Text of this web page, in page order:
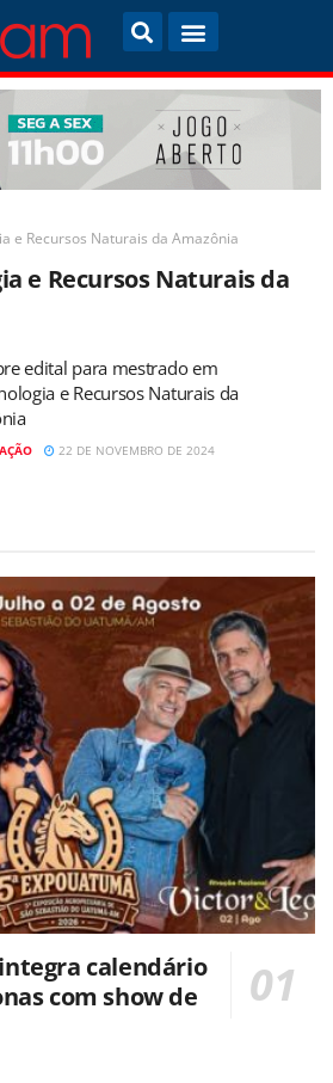
e Recursos Naturais da Amazônia
e Recursos Naturais da
edital para mestrado em
e Recursos Naturais da
22 DE NOVEMBRO DE 2024
calendário
com show de